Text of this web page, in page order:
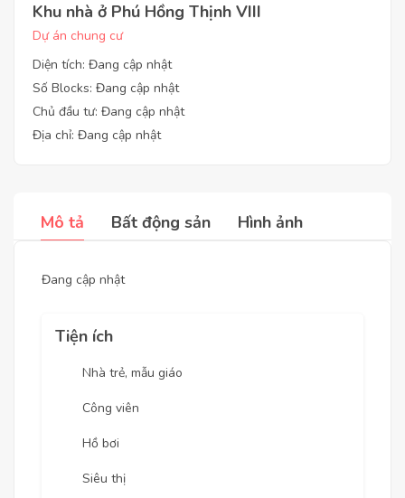
Khu nhà ở Phú Hồng Thịnh VIII
Dự án chung cư
Diện tích: Đang cập nhật
Số Blocks: Đang cập nhật
Chủ đầu tư: Đang cập nhật
Địa chỉ: Đang cập nhật
Mô tả Bất động sản Hình ảnh
Đang cập nhật
Tiện ích
Nhà trẻ, mẫu giáo
Công viên
Hồ bơi
Siêu thị